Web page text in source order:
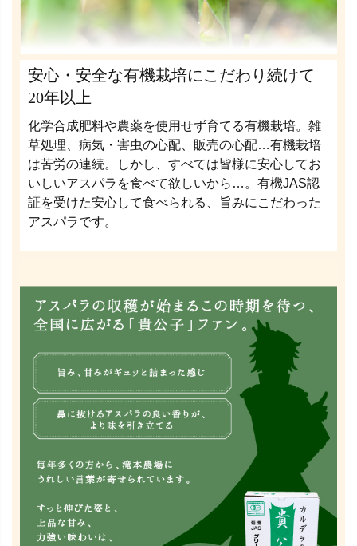
安心・安全な有機栽培にこだわり続けて
20年以上
化学合成肥料や農薬を使用せず育てる有機栽培。雑
草処理、病気・害虫の心配、販売の心配…有機栽培
は苦労の連続。しかし、すべては皆様に安心してお
いしいアスパラを食べて欲しいから…。有機JAS認
証を受けた安心して食べられる、旨みにこだわった
アスパラです。